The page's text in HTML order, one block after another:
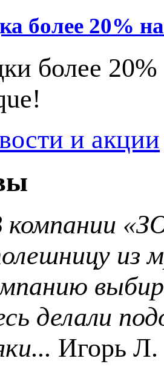
более 20%
более
и акции
компании
из
делали
Игорь Л.